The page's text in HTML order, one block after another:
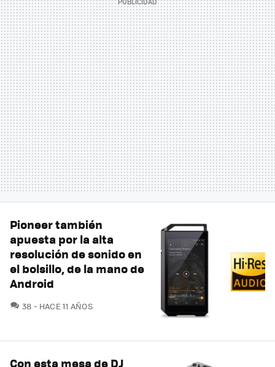
Pioneer también
apuesta por la alta
resolución de sonido en
el bolsillo, de la mano de
Android
38 COMENTARIOS
HACE 11 AÑOS
Con esta mesa de DJ